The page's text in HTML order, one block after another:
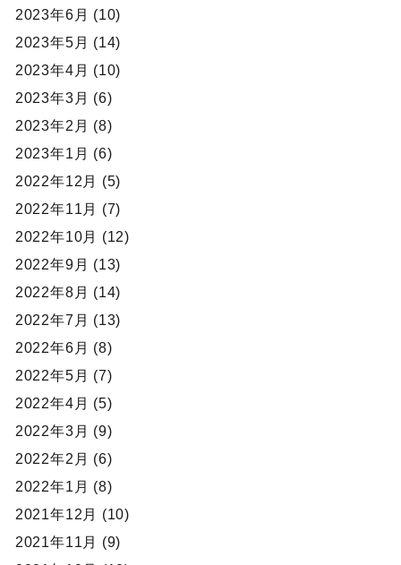
2023年6月 (10)
2023年5月 (14)
2023年4月 (10)
2023年3月 (6)
2023年2月 (8)
2023年1月 (6)
2022年12月 (5)
2022年11月 (7)
2022年10月 (12)
2022年9月 (13)
2022年8月 (14)
2022年7月 (13)
2022年6月 (8)
2022年5月 (7)
2022年4月 (5)
2022年3月 (9)
2022年2月 (6)
2022年1月 (8)
2021年12月 (10)
2021年11月 (9)